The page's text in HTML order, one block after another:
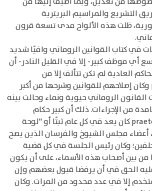
التشريع والمراسيم البريترية
ظلت هذه الألواح مدى تسعة قرون
في كتاب القوانين الروماني وافيًا شديد
أي موظف كبير- إلا في القليل النادر- أن
العادية لم تكن تتألف إلا من
البريتورين praetors وكان إصلاحهم للقوانين وشرحها من أكبر
الروماني حيوية ونماء وحالت بينه
من الإجراءات. ذلك أن كبير حكام
المدينة praetor urbanus كان يعد في كل عام ثبتًا أو "لوحة
مجلس الشيوخ والفرسان الذين يصح
وكان رئيس الجلسة في كل قضية
من بين أصحاب هذه الأسماء، على أن يكون
الحق في أن يرفضا قبول بعضهم وإن
إلا في عدد محدود من المرات. وكان